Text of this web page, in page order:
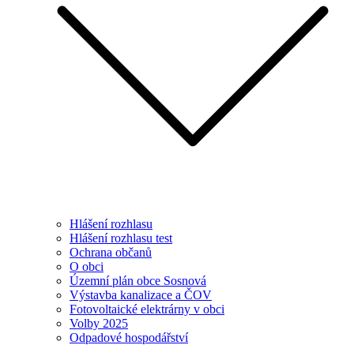
Hlášení rozhlasu
Hlášení rozhlasu test
Ochrana občanů
O obci
Územní plán obce Sosnová
Výstavba kanalizace a ČOV
Fotovoltaické elektrárny v obci
Volby 2025
Odpadové hospodářství